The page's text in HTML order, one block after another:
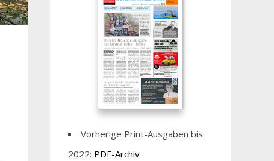
Vorherige Print-Ausgaben bis
2022: PDF-Archiv